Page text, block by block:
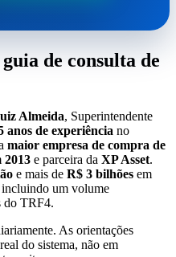
de consulta de
Almeida, Superintendente
anos de experiência no
maior empresa de compra de
2013 e parceira da XP Asset.
e mais de R$ 3 bilhões em
um volume
do TRF4.
As orientações
do sistema, não em